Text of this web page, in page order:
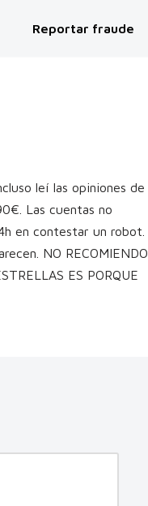
Reportar fraude
leí las opiniones de
Las cuentas no
en contestar un robot.
NO RECOMIENDO
ES PORQUE